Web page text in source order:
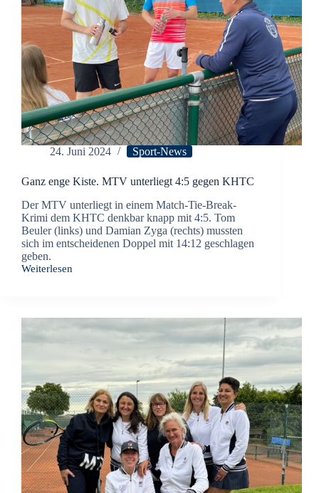
24. Juni 2024 Sport-News
Ganz enge Kiste. MTV unterliegt 4:5 gegen KHTC
Der MTV unterliegt in einem Match-Tie-Break-
Krimi dem KHTC denkbar knapp mit 4:5. Tom
Beuler (links) und Damian Zyga (rechts) mussten
sich im entscheidenen Doppel mit 14:12 geschlagen
geben.
Weiterlesen
Ganz
4:5